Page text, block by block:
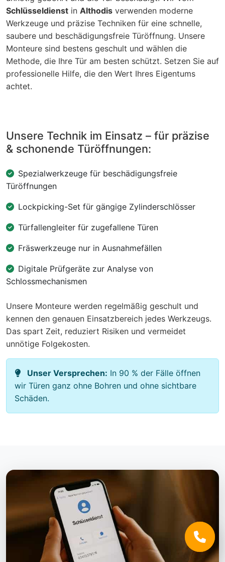
Schlüsseldienst in Althodis verwenden moderne
Werkzeuge und präzise Techniken für eine schnelle,
saubere und beschädigungsfreie Türöffnung. Unsere
Monteure sind bestens geschult und wählen die
Methode, die Ihre Tür am besten schützt. Setzen Sie auf
professionelle Hilfe, die den Wert Ihres Eigentums
achtet.
Unsere Technik im Einsatz – für präzise
& schonende Türöffnungen:
Spezialwerkzeuge für beschädigungsfreie
Türöffnungen
Lockpicking-Set für gängige Zylinderschlösser
Türfallengleiter für zugefallene Türen
Fräswerkzeuge nur in Ausnahmefällen
Digitale Prüfgeräte zur Analyse von
Schlossmechanismen
Unsere Monteure werden regelmäßig geschult und
kennen den genauen Einsatzbereich jedes Werkzeugs.
Das spart Zeit, reduziert Risiken und vermeidet
unnötige Folgekosten.
Unser Versprechen: In 90 % der Fälle öffnen
wir Türen ganz ohne Bohren und ohne sichtbare
Schäden.